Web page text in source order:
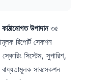
কাঠামোগত উপাদান৩৫
রিপোর্ট সেকশন
সিস্টেম, সুপারিশ,
সাবসেকশন